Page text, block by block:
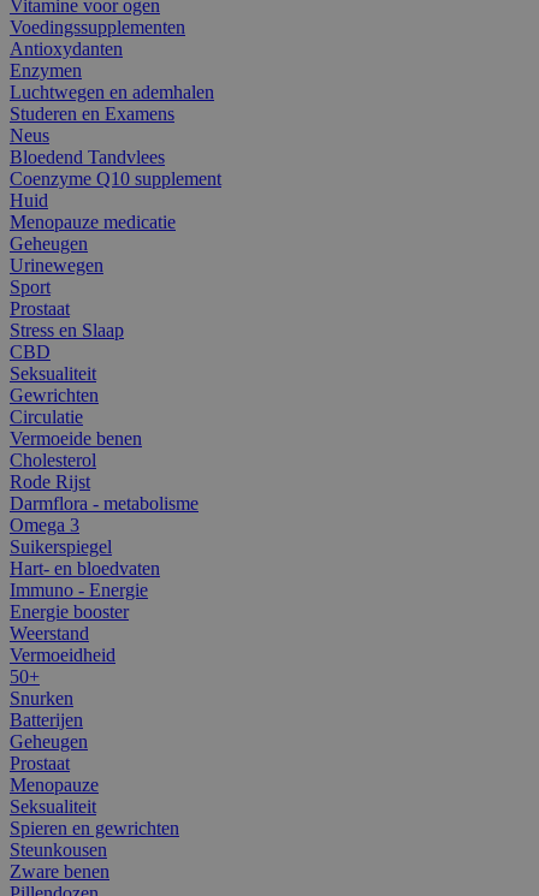
Vitamine voor ogen
Voedingssupplementen
Antioxydanten
Enzymen
Luchtwegen en ademhalen
Studeren en Examens
Neus
Bloedend Tandvlees
Coenzyme Q10 supplement
Huid
Menopauze medicatie
Geheugen
Urinewegen
Sport
Prostaat
Stress en Slaap
CBD
Seksualiteit
Gewrichten
Circulatie
Vermoeide benen
Cholesterol
Rode Rijst
Darmflora - metabolisme
Omega 3
Suikerspiegel
Hart- en bloedvaten
Immuno - Energie
Energie booster
Weerstand
Vermoeidheid
50+
Snurken
Batterijen
Geheugen
Prostaat
Menopauze
Seksualiteit
Spieren en gewrichten
Steunkousen
Zware benen